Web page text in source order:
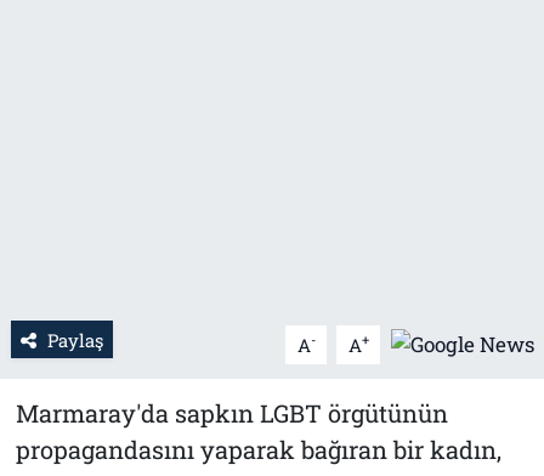
Paylaş A- A+
Marmaray'da sapkın LGBT örgütünün
propagandasını yaparak bağıran bir kadın,